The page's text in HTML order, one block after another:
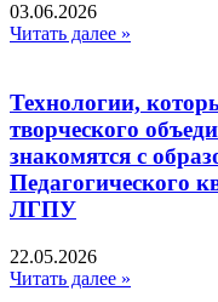
03.06.2026
Читать далее »
Технологии,
творческого
знакомятся с
Педагогического
ЛГПУ
22.05.2026
Читать далее »